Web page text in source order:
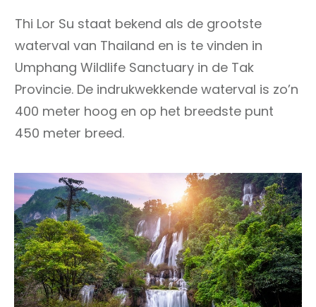
Thi Lor Su staat bekend als de grootste
waterval van Thailand en is te vinden in
Umphang Wildlife Sanctuary in de Tak
Provincie. De indrukwekkende waterval is zo’n
400 meter hoog en op het breedste punt
450 meter breed.